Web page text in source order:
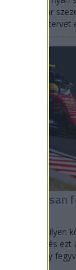
az IndyCar
az időtervet
direkt ilyen
a Scuderia, és
nagyon nagy